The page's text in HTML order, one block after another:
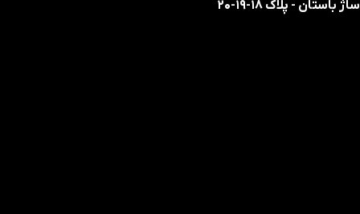
باستان - پلاک ۱۸-۱۹-۲۰